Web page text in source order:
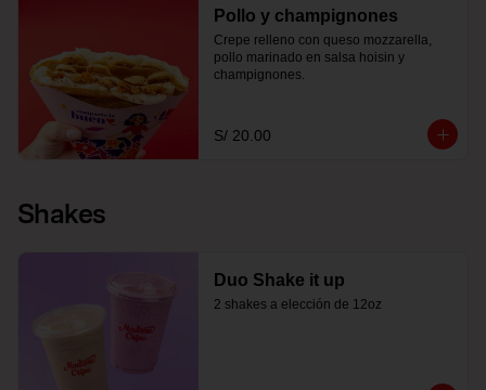
Pollo y champignones
Crepe relleno con queso mozzarella,
pollo marinado en salsa hoisin y
champignones.
S/ 20.00
Shakes
Duo Shake it up
2 shakes a elección de 12oz